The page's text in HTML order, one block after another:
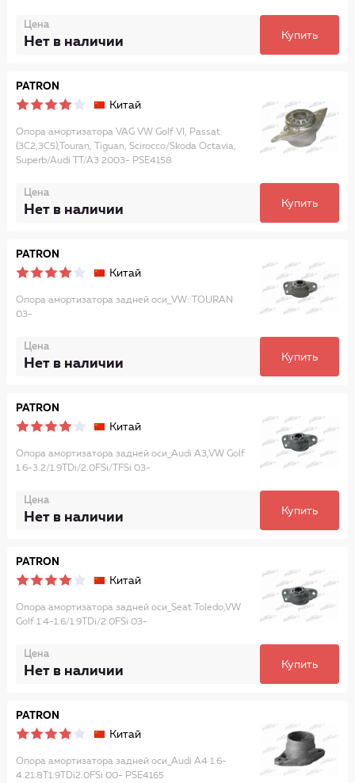
Цена
Нет в наличии Купить
PATRON
Китай
Опора амортизатора VAG VW Golf VI, Passat
(3C2,3C5),Touran, Tiguan, Scirocco/Skoda Octavia,
Superb/Audi TT/A3 2003- PSE4158
Цена
Нет в наличии Купить
PATRON
Китай
Опора амортизатора задней оси_VW: TOURAN
03-
Цена
Нет в наличии Купить
PATRON
Китай
Опора амортизатора задней оси_Audi A3,VW Golf
1.6-3.2/1.9TDi/2.0FSi/TFSi 03-
Цена
Нет в наличии Купить
PATRON
Китай
Опора амортизатора задней оси_Seat Toledo,VW
Golf 1.4-1.6/1.9TDi/2.0FSi 03-
Цена
Нет в наличии Купить
PATRON
Китай
Опора амортизатора задней оси_Audi A4 1.6-
4.21.8T1.9TDi2.0FSi 00- PSE4165